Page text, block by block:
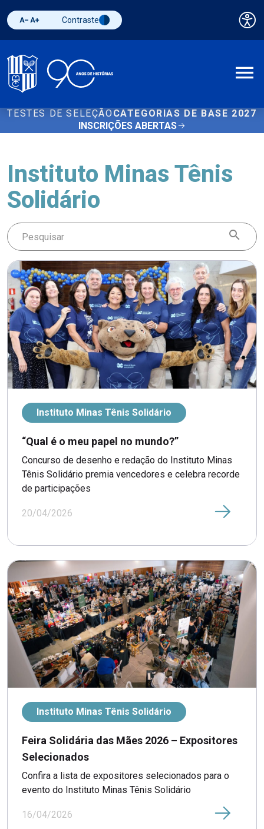
Diminuir fonte
Aumentar fonteAlternar contraste
Contraste
TESTES DE SELEÇÃO CATEGORIAS DE BASE 2027
INSCRIÇÕES ABERTAS
Instituto Minas Tênis
Solidário
Buscar
Instituto Minas Tênis Solidário
“Qual é o meu papel no mundo?”
Concurso de desenho e redação do Instituto Minas
Tênis Solidário premia vencedores e celebra recorde
de participações
20/04/2026
Instituto Minas Tênis Solidário
Feira Solidária das Mães 2026 – Expositores
Selecionados
Confira a lista de expositores selecionados para o
evento do Instituto Minas Tênis Solidário
16/04/2026